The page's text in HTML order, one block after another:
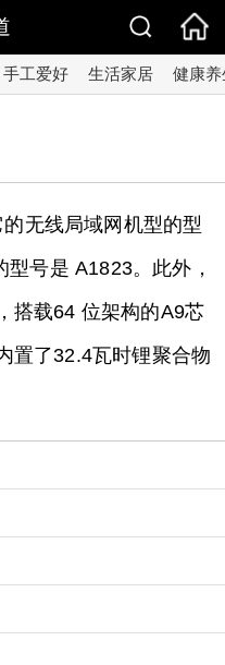
手工爱好 生活家居 健康养
无线局域网机型的型
号是 A1823。此外，
搭载64 位架构的A9芯
置了32.4瓦时锂聚合物